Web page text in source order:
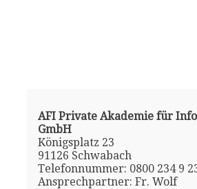
AFI Private Akademie für
GmbH
Königsplatz 23
91126 Schwabach
Telefonnummer: 0800 234 9
Ansprechpartner: Fr. Wolf